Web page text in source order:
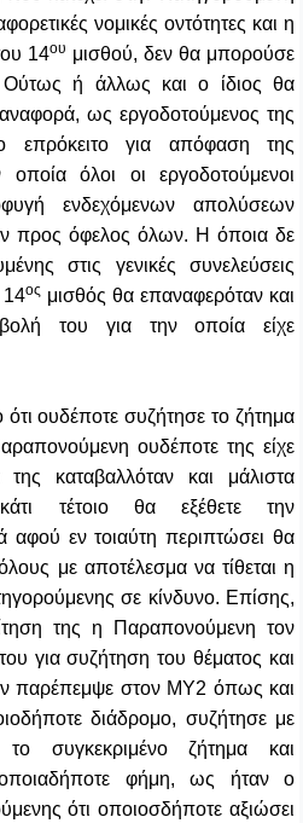
νομικές οντότητες και η
14ου μισθού, δεν θα μπορούσε
Ούτως ή άλλως και ο ίδιος θα
ως εργοδοτούμενος της
επρόκειτο για απόφαση της
οποία όλοι οι εργοδοτούμενοι
ενδεχόμενων απολύσεων
προς όφελος όλων. Η όποια δε
στις γενικές συνελεύσεις
οςμισθός θα επαναφερόταν και
του για την οποία είχε
ουδέποτε συζήτησε το ζήτημα
ουδέποτε της είχε
καταβαλλόταν και μάλιστα
τέτοιο θα εξέθετε την
αφού εν τοιαύτη περιπτώσει θα
με αποτέλεσμα να τίθεται η
σε κίνδυνο. Επίσης,
της η Παραπονούμενη τον
για συζήτηση του θέματος και
παρέπεμψε στον ΜΥ2 όπως και
διάδρομο, συζήτησε με
συγκεκριμένο ζήτημα και
φήμη, ως ήταν ο
ότι οποιοσδήποτε αξιώσει